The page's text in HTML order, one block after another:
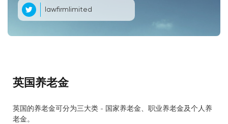
lawfirmlimited
英国养老金
英国的养老金可分为三大类 - 国家养老金、职业养老金及个人养
老金。